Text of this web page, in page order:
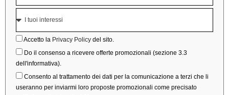
Accetto la Privacy Policy del sito.
Do il consenso a ricevere offerte promozionali (sezione 3.3
dell'informativa).
Consento al trattamento dei dati per la comunicazione a terzi che li
useranno per inviarmi loro proposte promozionali come precisato